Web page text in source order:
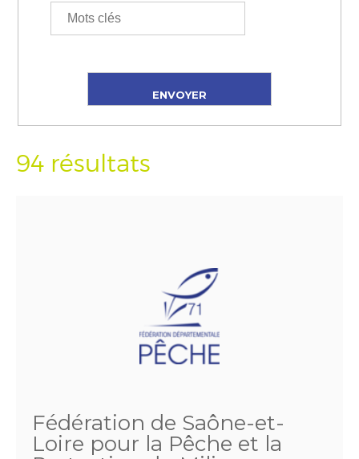
94 résultats
Fédération de Saône-et-
Loire pour la Pêche et la